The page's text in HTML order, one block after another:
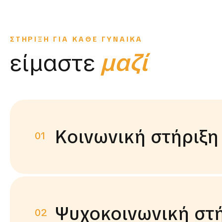
ΣΤΗΡΙΞΗ ΓΙΑ ΚΑΘΕ ΓΥΝΑΙΚΑ
είμαστε μαζί
01 Κοινωνική στήριξη
02 Ψυχοκοινωνική